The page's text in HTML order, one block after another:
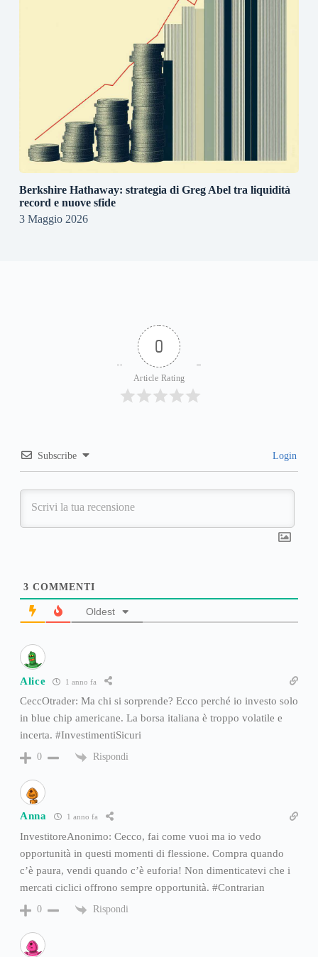
Berkshire Hathaway: strategia di Greg Abel tra liquidità
record e nuove sfide
3 Maggio 2026
0
Article Rating
Subscribe Login
3 COMMENTI
Oldest
Alice 1 anno fa
CeccOtrader: Ma chi si sorprende? Ecco perché io investo solo
in blue chip americane. La borsa italiana è troppo volatile e
incerta. #InvestimentiSicuri
0 Rispondi
Anna 1 anno fa
InvestitoreAnonimo: Cecco, fai come vuoi ma io vedo
opportunità in questi momenti di flessione. Compra quando
c’è paura, vendi quando c’è euforia! Non dimenticatevi che i
mercati ciclici offrono sempre opportunità. #Contrarian
0 Rispondi